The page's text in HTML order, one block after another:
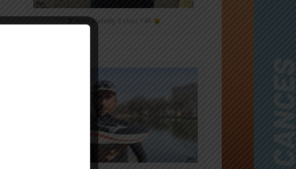
Nike Alphafly 3 chez T4R